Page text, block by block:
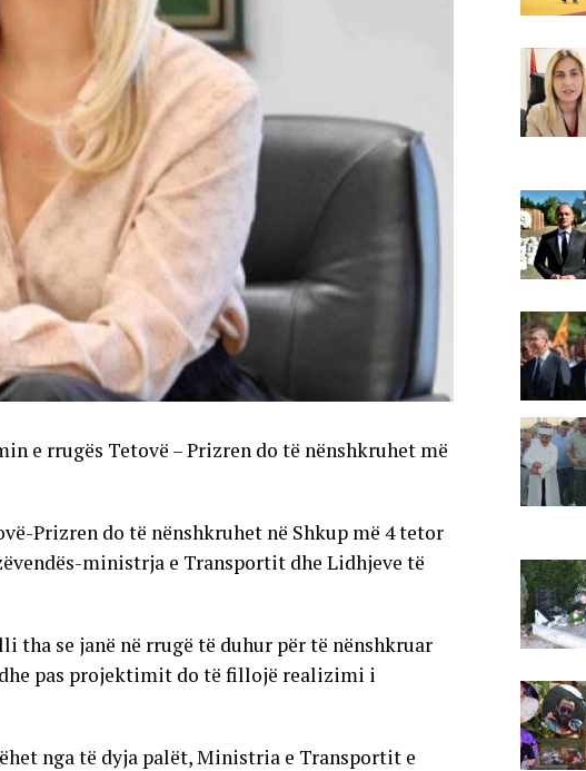
e rrugës Tetovë – Prizren do të nënshkruhet më
Prizren do të nënshkruhet në Shkup më 4 tetor
ministrja e Transportit dhe Lidhjeve të
tha se janë në rrugë të duhur për të nënshkruar
pas projektimit do të fillojë realizimi i
nga të dyja palët, Ministria e Transportit e